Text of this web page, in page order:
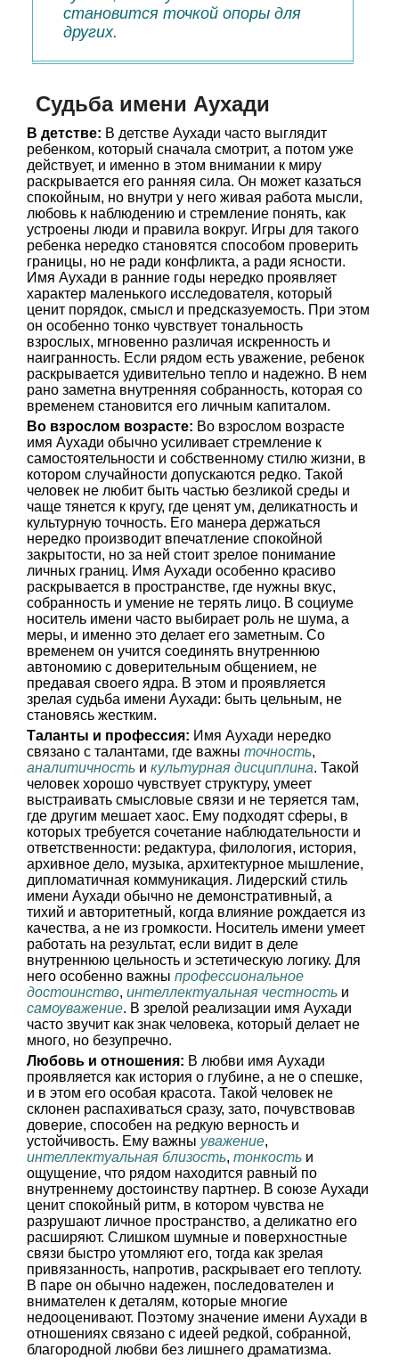
становится точкой опоры для
других.
Судьба имени Аухади
В детстве: В детстве Аухади часто выглядит
ребенком, который сначала смотрит, а потом уже
действует, и именно в этом внимании к миру
раскрывается его ранняя сила. Он может казаться
спокойным, но внутри у него живая работа мысли,
любовь к наблюдению и стремление понять, как
устроены люди и правила вокруг. Игры для такого
ребенка нередко становятся способом проверить
границы, но не ради конфликта, а ради ясности.
Имя Аухади в ранние годы нередко проявляет
характер маленького исследователя, который
ценит порядок, смысл и предсказуемость. При этом
он особенно тонко чувствует тональность
взрослых, мгновенно различая искренность и
наигранность. Если рядом есть уважение, ребенок
раскрывается удивительно тепло и надежно. В нем
рано заметна внутренняя собранность, которая со
временем становится его личным капиталом.
Во взрослом возрасте: Во взрослом возрасте
имя Аухади обычно усиливает стремление к
самостоятельности и собственному стилю жизни, в
котором случайности допускаются редко. Такой
человек не любит быть частью безликой среды и
чаще тянется к кругу, где ценят ум, деликатность и
культурную точность. Его манера держаться
нередко производит впечатление спокойной
закрытости, но за ней стоит зрелое понимание
личных границ. Имя Аухади особенно красиво
раскрывается в пространстве, где нужны вкус,
собранность и умение не терять лицо. В социуме
носитель имени часто выбирает роль не шума, а
меры, и именно это делает его заметным. Со
временем он учится соединять внутреннюю
автономию с доверительным общением, не
предавая своего ядра. В этом и проявляется
зрелая судьба имени Аухади: быть цельным, не
становясь жестким.
Таланты и профессия: Имя Аухади нередко
связано с талантами, где важны точность,
аналитичность и культурная дисциплина. Такой
человек хорошо чувствует структуру, умеет
выстраивать смысловые связи и не теряется там,
где другим мешает хаос. Ему подходят сферы, в
которых требуется сочетание наблюдательности и
ответственности: редактура, филология, история,
архивное дело, музыка, архитектурное мышление,
дипломатичная коммуникация. Лидерский стиль
имени Аухади обычно не демонстративный, а
тихий и авторитетный, когда влияние рождается из
качества, а не из громкости. Носитель имени умеет
работать на результат, если видит в деле
внутреннюю цельность и эстетическую логику. Для
него особенно важны профессиональное
достоинство, интеллектуальная честность и
самоуважение. В зрелой реализации имя Аухади
часто звучит как знак человека, который делает не
много, но безупречно.
Любовь и отношения: В любви имя Аухади
проявляется как история о глубине, а не о спешке,
и в этом его особая красота. Такой человек не
склонен распахиваться сразу, зато, почувствовав
доверие, способен на редкую верность и
устойчивость. Ему важны уважение,
интеллектуальная близость, тонкость и
ощущение, что рядом находится равный по
внутреннему достоинству партнер. В союзе Аухади
ценит спокойный ритм, в котором чувства не
разрушают личное пространство, а деликатно его
расширяют. Слишком шумные и поверхностные
связи быстро утомляют его, тогда как зрелая
привязанность, напротив, раскрывает его теплоту.
В паре он обычно надежен, последователен и
внимателен к деталям, которые многие
недооценивают. Поэтому значение имени Аухади в
отношениях связано с идеей редкой, собранной,
благородной любви без лишнего драматизма.